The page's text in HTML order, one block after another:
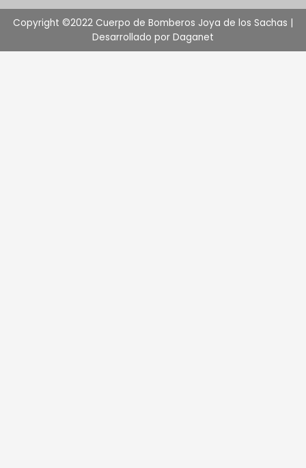
Copyright ©2022 Cuerpo de Bomberos Joya de los Sachas |
Desarrollado por Daganet